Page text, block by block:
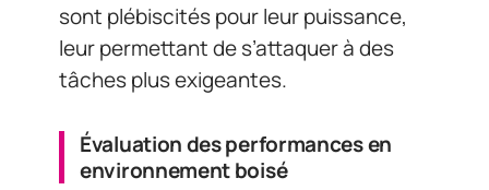
sont plébiscités pour leur puissance,
leur permettant de s’attaquer à des
tâches plus exigeantes.
Évaluation des performances en
environnement boisé